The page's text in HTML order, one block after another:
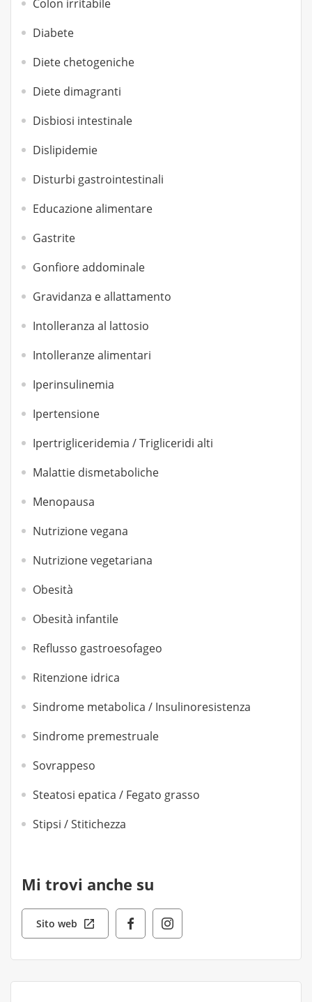
Colon irritabile
Diabete
Diete chetogeniche
Diete dimagranti
Disbiosi intestinale
Dislipidemie
Disturbi gastrointestinali
Educazione alimentare
Gastrite
Gonfiore addominale
Gravidanza e allattamento
Intolleranza al lattosio
Intolleranze alimentari
Iperinsulinemia
Ipertensione
Ipertrigliceridemia / Trigliceridi alti
Malattie dismetaboliche
Menopausa
Nutrizione vegana
Nutrizione vegetariana
Obesità
Obesità infantile
Reflusso gastroesofageo
Ritenzione idrica
Sindrome metabolica / Insulinoresistenza
Sindrome premestruale
Sovrappeso
Steatosi epatica / Fegato grasso
Stipsi / Stitichezza
Mi trovi anche su
Sito web